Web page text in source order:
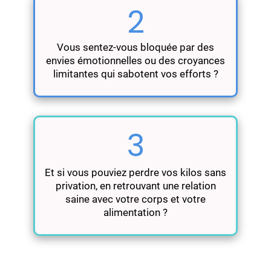
2
Vous sentez-vous bloquée par des
envies émotionnelles ou des croyances
limitantes qui sabotent vos efforts ?
3
Et si vous pouviez perdre vos kilos sans
privation, en retrouvant une relation
saine avec votre corps et votre
alimentation ?